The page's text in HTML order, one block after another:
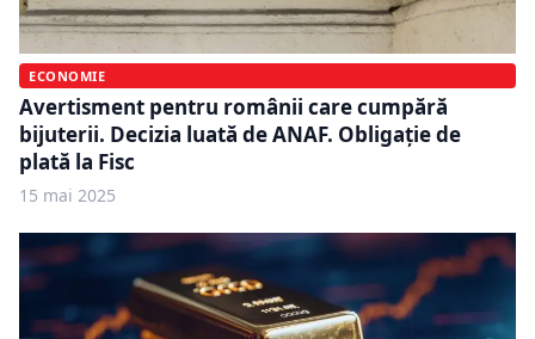
ECONOMIE
Avertisment pentru românii care cumpără
bijuterii. Decizia luată de ANAF. Obligație de
plată la Fisc
15 mai 2025